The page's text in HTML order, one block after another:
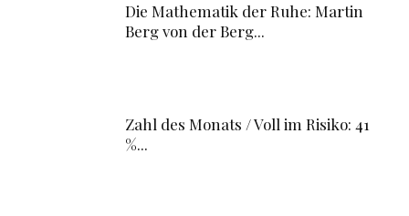
Die Mathematik der Ruhe: Martin
Berg von der Berg...
Zahl des Monats / Voll im Risiko: 41
%...